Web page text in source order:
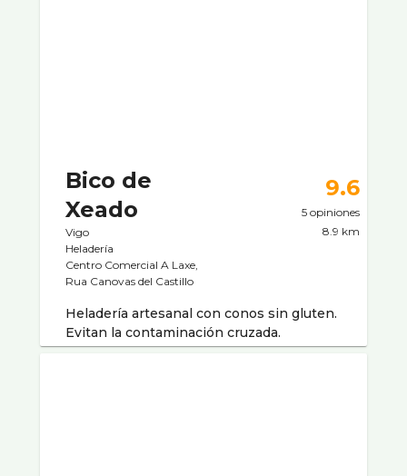
Bico de
Xeado
Vigo
Heladerí­a
Centro Comercial A Laxe,
Rua Canovas del Castillo
9.6
5 opiniones
8.9 km
Heladería artesanal con conos sin gluten.
Evitan la contaminación cruzada.